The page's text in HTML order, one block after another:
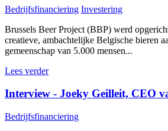
Bedrijfsfinanciering Investering
Brussels Beer Project (BBP) werd
creatieve, ambachtelijke Belgische bieren
gemeenschap van 5.000 mensen...
Lees verder
Interview - Joeky Geilleit, CEO
Bedrijfsfinanciering